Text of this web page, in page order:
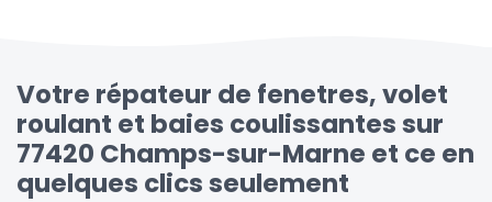
Votre répateur de fenetres, volet
roulant et baies coulissantes sur
77420 Champs-sur-Marne et ce en
quelques clics seulement